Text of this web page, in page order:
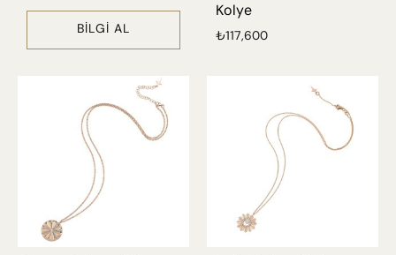
BILGI AL
Kolye
₺117,600